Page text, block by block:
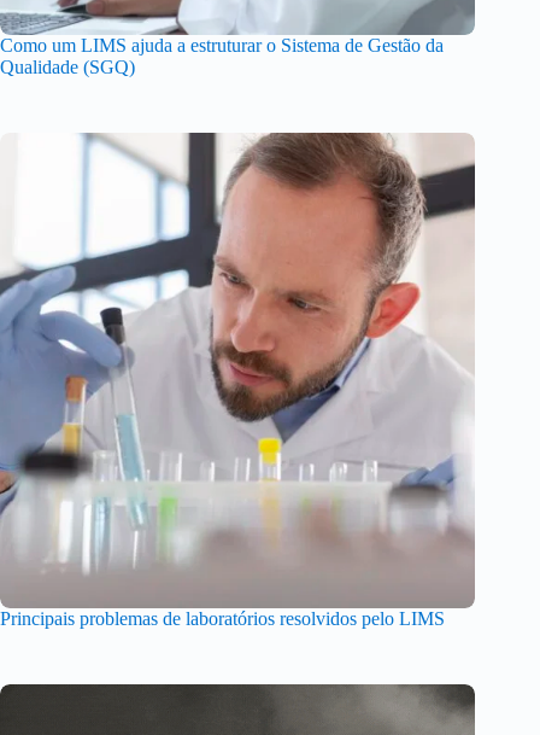
Como um LIMS ajuda a estruturar o Sistema de Gestão da
Qualidade (SGQ)
Principais problemas de laboratórios resolvidos pelo LIMS